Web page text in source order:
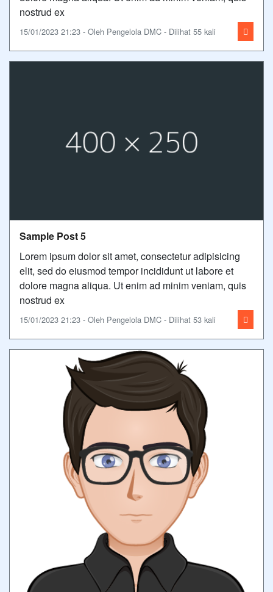
nostrud ex
15/01/2023 21:23 - Oleh Pengelola DMC - Dilihat 55 kali
Sample Post 5
Lorem ipsum dolor sit amet, consectetur adipisicing
elit, sed do eiusmod tempor incididunt ut labore et
dolore magna aliqua. Ut enim ad minim veniam, quis
nostrud ex
15/01/2023 21:23 - Oleh Pengelola DMC - Dilihat 53 kali